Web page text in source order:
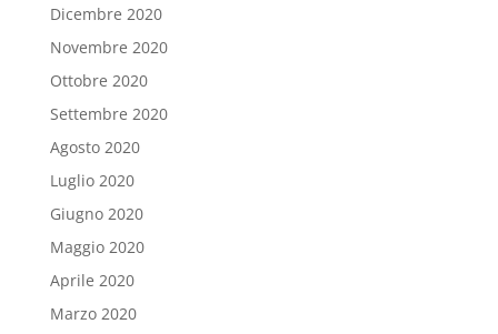
Dicembre 2020
Novembre 2020
Ottobre 2020
Settembre 2020
Agosto 2020
Luglio 2020
Giugno 2020
Maggio 2020
Aprile 2020
Marzo 2020